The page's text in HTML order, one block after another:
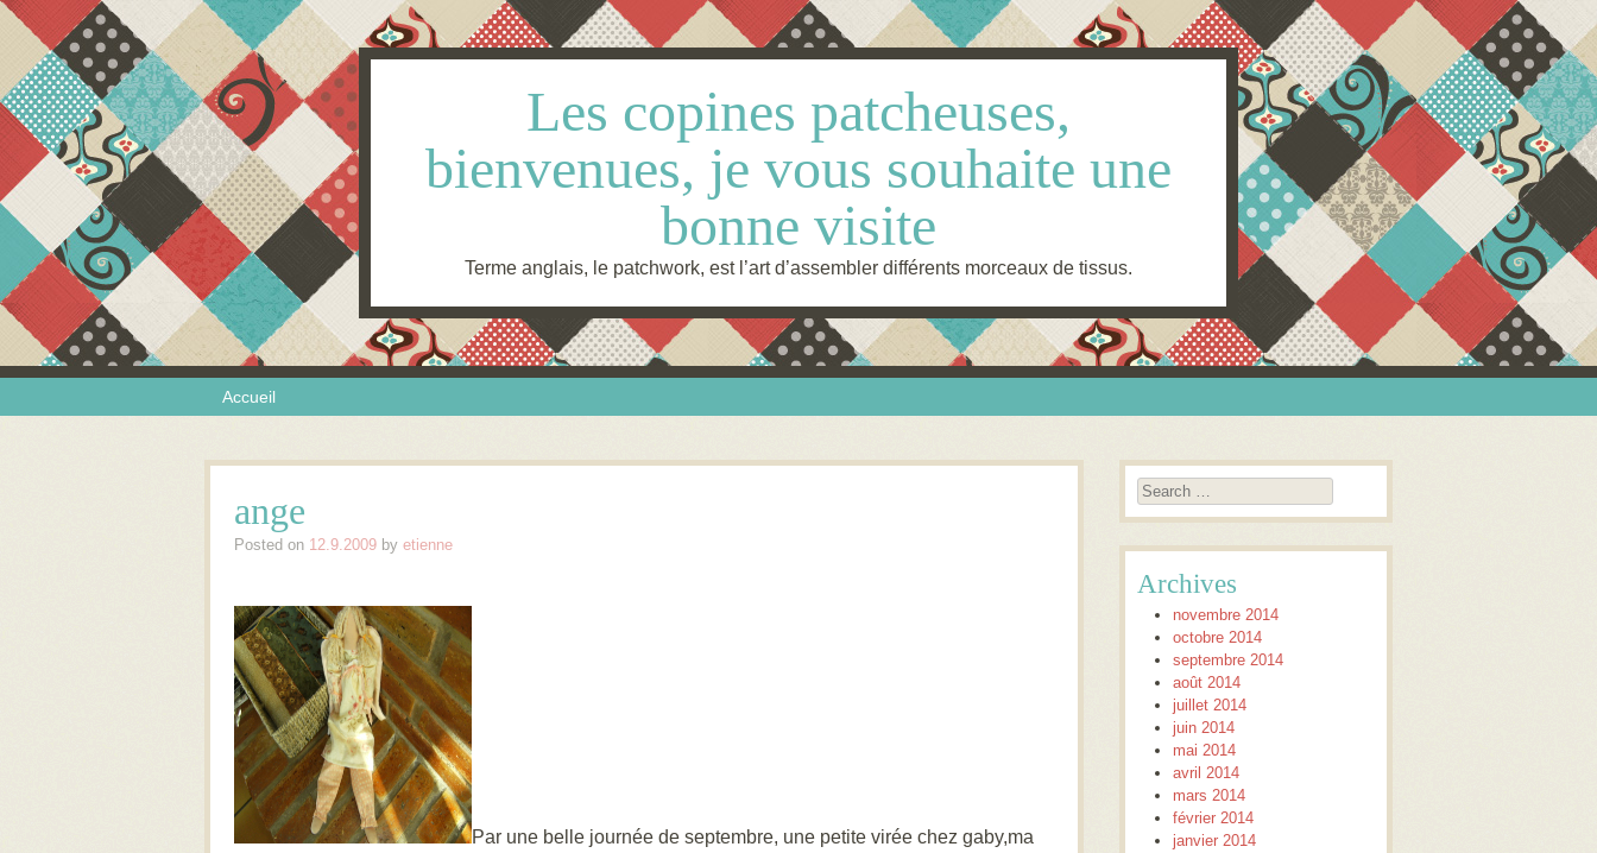
Les copines patcheuses,
bienvenues, je vous souhaite une
bonne visite
Terme anglais, le patchwork, est l’art d’assembler différents morceaux de tissus.
Menu Accueil
ange
Posted on 12.9.2009 by etienne
Par une belle journée de septembre, une petite virée chez gaby,ma
Search
Archives
novembre 2014
octobre 2014
septembre 2014
août 2014
juillet 2014
juin 2014
mai 2014
avril 2014
mars 2014
février 2014
janvier 2014